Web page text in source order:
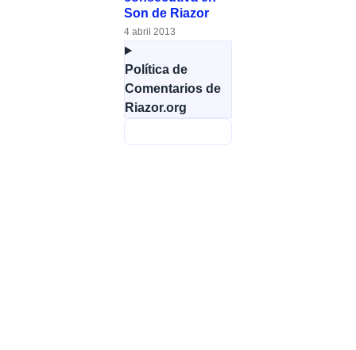
Son de Riazor
4 abril 2013
Política de
Comentarios de
Riazor.org